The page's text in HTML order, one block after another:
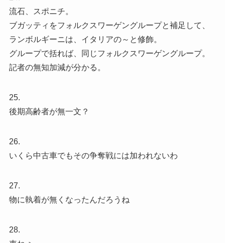
流石、スポニチ。
ブガッティをフォルクスワーゲングループと補足して、
ランボルギーニは、イタリアの～と修飾。
グループで括れば、同じフォルクスワーゲングループ。
記者の無知加減が分かる。
25.
後期高齢者が無一文？
26.
いくら中古車でもその争奪戦には加われないわ
27.
物に執着が無くなったんだろうね
28.